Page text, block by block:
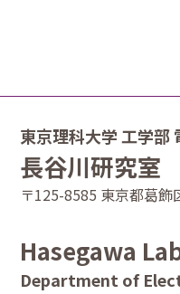
東京理科大学 工学部
長谷川研究室
〒125-8585 東京都葛飾
Hasegawa
Department of